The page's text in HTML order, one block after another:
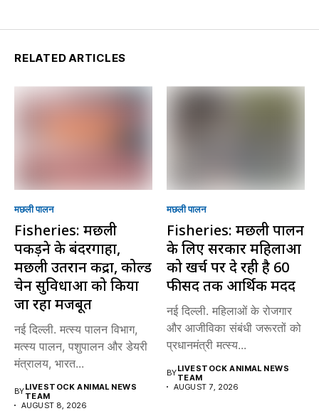
RELATED ARTICLES
मछली पालन
Fisheries: मछली
पकड़ने के बंदरगाहों,
मछली उतरान केंद्रों, कोल्ड
चेन सुविधाओं को किया
जा रहा मजबूत
नई दिल्ली. मत्स्य पालन विभाग,
मत्स्य पालन, पशुपालन और डेयरी
मंत्रालय, भारत...
BYLIVESTOCK ANIMAL NEWS
TEAM
AUGUST 8, 2026
मछली पालन
Fisheries: मछली पालन
के लिए सरकार महिलाओं
को खर्च पर दे रही है 60
फीसद तक आर्थिक मदद
नई दिल्ली. महिलाओं के रोजगार
और आजीविका संबंधी जरूरतों को
प्रधानमंत्री मत्स्य...
BYLIVESTOCK ANIMAL NEWS
TEAM
AUGUST 7, 2026